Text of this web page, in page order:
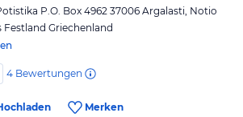
P.O. Box 4962 37006 Argalasti, Notio
Festland Griechenland
4 Bewertungen
Merken